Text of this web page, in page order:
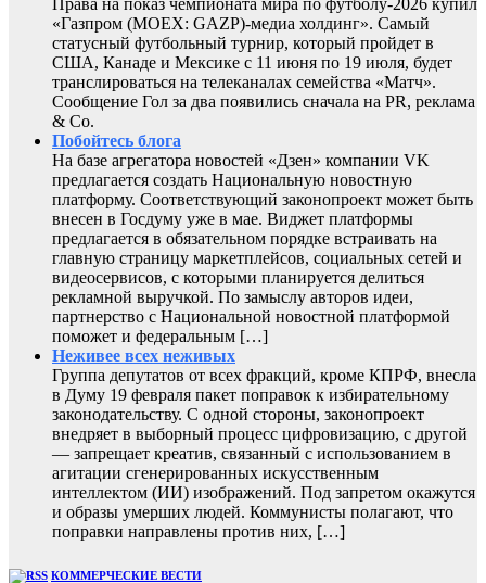
Права на показ чемпионата мира по футболу-2026 купил
«Газпром (MOEX: GAZP)-медиа холдинг». Самый
статусный футбольный турнир, который пройдет в
США, Канаде и Мексике с 11 июня по 19 июля, будет
транслироваться на телеканалах семейства «Матч».
Сообщение Гол за два появились сначала на PR, реклама
& Co.
Побойтесь блога
На базе агрегатора новостей «Дзен» компании VK
предлагается создать Национальную новостную
платформу. Соответствующий законопроект может быть
внесен в Госдуму уже в мае. Виджет платформы
предлагается в обязательном порядке встраивать на
главную страницу маркетплейсов, социальных сетей и
видеосервисов, с которыми планируется делиться
рекламной выручкой. По замыслу авторов идеи,
партнерство с Национальной новостной платформой
поможет и федеральным […]
Неживее всех неживых
Группа депутатов от всех фракций, кроме КПРФ, внесла
в Думу 19 февраля пакет поправок к избирательному
законодательству. С одной стороны, законопроект
внедряет в выборный процесс цифровизацию, с другой
— запрещает креатив, связанный с использованием в
агитации сгенерированных искусственным
интеллектом (ИИ) изображений. Под запретом окажутся
и образы умерших людей. Коммунисты полагают, что
поправки направлены против них, […]
КОММЕРЧЕСКИЕ ВЕСТИ